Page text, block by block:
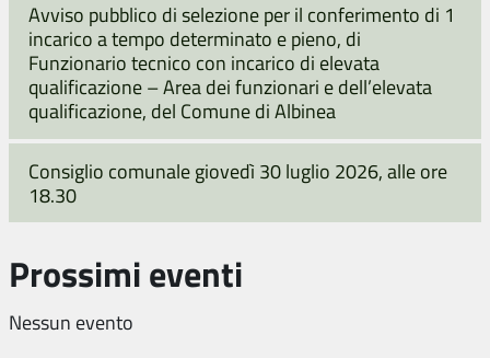
Avviso pubblico di selezione per il conferimento di 1
incarico a tempo determinato e pieno, di
Funzionario tecnico con incarico di elevata
qualificazione – Area dei funzionari e dell’elevata
qualificazione, del Comune di Albinea
Consiglio comunale giovedì 30 luglio 2026, alle ore
18.30
Prossimi eventi
Nessun evento